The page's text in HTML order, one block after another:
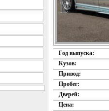
Год выпуска:
Кузов:
Привод:
Пробег:
Дверей:
Цена: